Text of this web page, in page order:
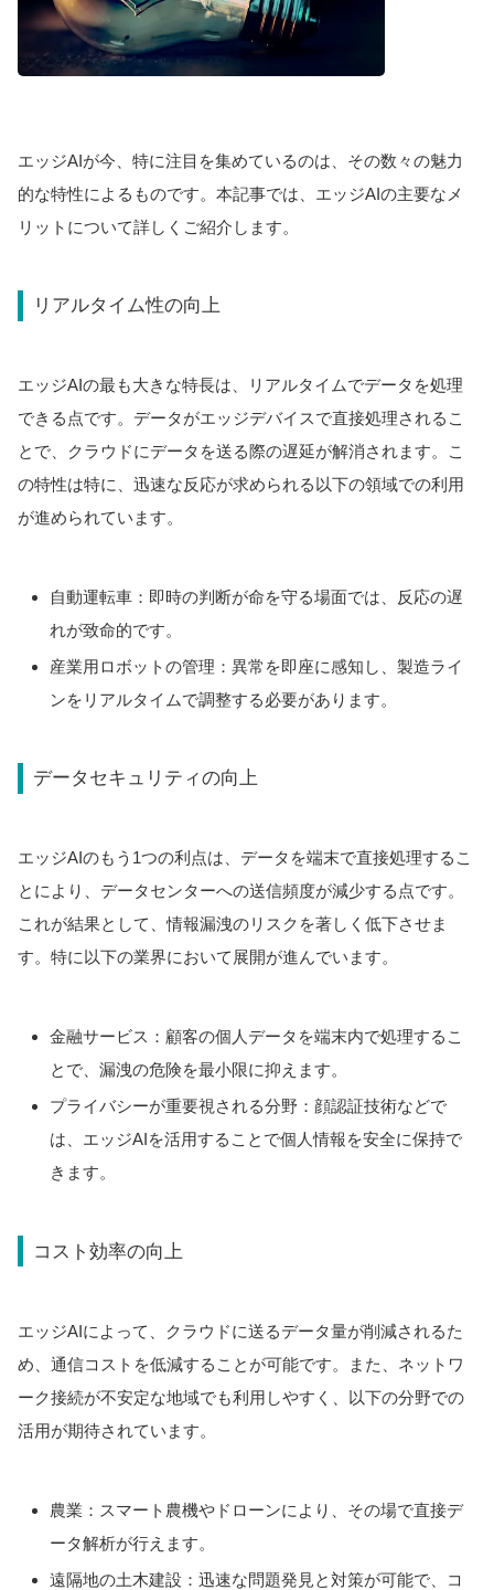
エッジAIが今、特に注目を集めているのは、その数々の魅力
的な特性によるものです。本記事では、エッジAIの主要なメ
リットについて詳しくご紹介します。
リアルタイム性の向上
エッジAIの最も大きな特長は、リアルタイムでデータを処理
できる点です。データがエッジデバイスで直接処理されるこ
とで、クラウドにデータを送る際の遅延が解消されます。こ
の特性は特に、迅速な反応が求められる以下の領域での利用
が進められています。
自動運転車：即時の判断が命を守る場面では、反応の遅
れが致命的です。
産業用ロボットの管理：異常を即座に感知し、製造ライ
ンをリアルタイムで調整する必要があります。
データセキュリティの向上
エッジAIのもう1つの利点は、データを端末で直接処理するこ
とにより、データセンターへの送信頻度が減少する点です。
これが結果として、情報漏洩のリスクを著しく低下させま
す。特に以下の業界において展開が進んでいます。
金融サービス：顧客の個人データを端末内で処理するこ
とで、漏洩の危険を最小限に抑えます。
プライバシーが重要視される分野：顔認証技術などで
は、エッジAIを活用することで個人情報を安全に保持で
きます。
コスト効率の向上
エッジAIによって、クラウドに送るデータ量が削減されるた
め、通信コストを低減することが可能です。また、ネットワ
ーク接続が不安定な地域でも利用しやすく、以下の分野での
活用が期待されています。
農業：スマート農機やドローンにより、その場で直接デ
ータ解析が行えます。
遠隔地の土木建設：迅速な問題発見と対策が可能で、コ